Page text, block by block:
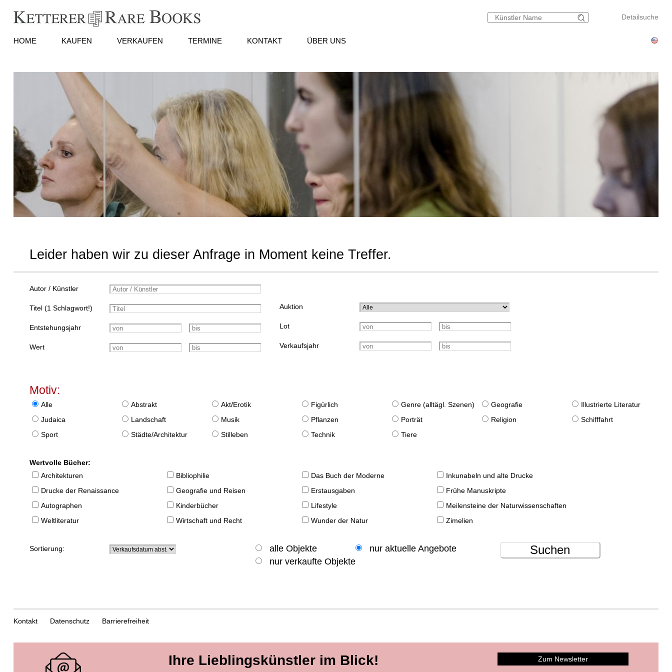
Detailsuche
HOME KAUFEN VERKAUFEN TERMINE KONTAKT ÜBER UNS
Leider haben wir zu dieser Anfrage in Moment keine Treffer.
Autor / Künstler
Titel (1 Schlagwort!)
Entstehungsjahr
Wert
Auktion
Lot
Verkaufsjahr
Motiv:
Alle Abstrakt Akt/Erotik Figürlich Genre (alltägl. Szenen) Geografie
Illustrierte Literatur
Judaica
Landschaft Musik Pflanzen Porträt Religion
Schifffahrt
Sport
Städte/Architektur Stilleben Technik Tiere
Wertvolle Bücher:
Architekturen
Bibliophilie Das Buch der Moderne
Inkunabeln und alte Drucke
Drucke der Renaissance
Geografie und Reisen Erstausgaben
Frühe Manuskripte
Autographen
Kinderbücher Lifestyle
Meilensteine der Naturwissenschaften
Weltliteratur
Wirtschaft und Recht Wunder der Natur Zimelien
Sortierung: alle Objekte
nur aktuelle Angebote
nur verkaufte Objekte
Suchen
Kontakt Datenschutz Barrierefreiheit
Ihre Lieblingskünstler im Blick! Zum Newsletter